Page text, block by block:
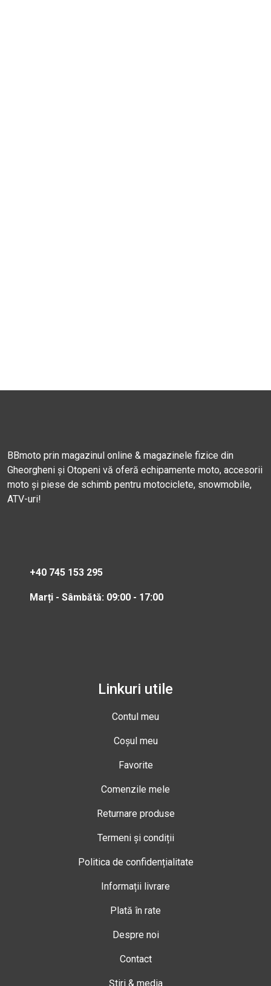
BBmoto prin magazinul online & magazinele fizice din
Gheorgheni și Otopeni vă oferă echipamente moto, accesorii
moto și piese de schimb pentru motociclete, snowmobile,
ATV-uri!
+40 745 153 295
Marți - Sâmbătă: 09:00 - 17:00
Linkuri utile
Contul meu
Coșul meu
Favorite
Comenzile mele
Returnare produse
Termeni și condiții
Politica de confidențialitate
Informații livrare
Plată în rate
Despre noi
Contact
Știri & media